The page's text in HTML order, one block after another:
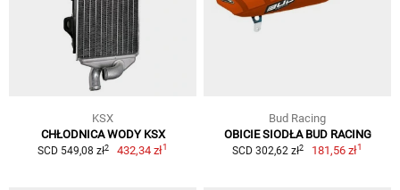
KSX
CHŁODNICA WODY KSX
SCD 549,08 zł2 432,34 zł1
Bud Racing
OBICIE SIODŁA BUD RACING
SCD 302,62 zł2 181,56 zł1